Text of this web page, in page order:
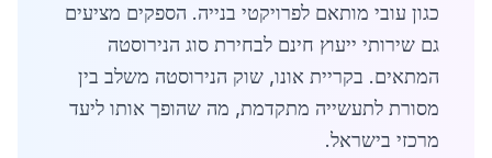
כגון עובי מותאם לפרויקטי בנייה. הספקים מציעים
גם שירותי ייעוץ חינם לבחירת סוג הנירוסטה
המתאים. בקריית אונו, שוק הנירוסטה משלב בין
מסורת לתעשייה מתקדמת, מה שהופך אותו ליעד
מרכזי בישראל.